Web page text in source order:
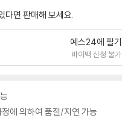
다면 판매해 보세요.
예스24에 팔기
바이백 신청 불가
에 의하여 품절/지연 가능